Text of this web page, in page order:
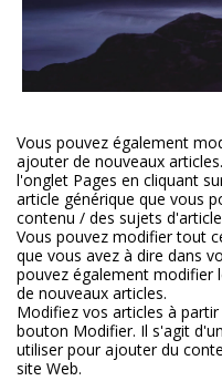
Vous pouvez également
ajouter de nouveaux
l'onglet Pages en cliquant
article générique que vous
contenu / des sujets
Vous pouvez modifier tout
que vous avez à dire dans
pouvez également modifier
de nouveaux articles.
Modifiez vos articles à
bouton Modifier. Il s'agit
utiliser pour ajouter du
site Web.